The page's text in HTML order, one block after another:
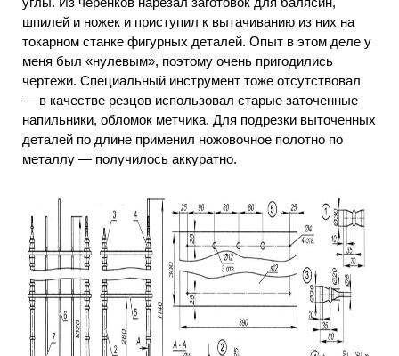
шпилей и ножек и приступил к вытачиванию из них на
токарном станке фигурных деталей. Опыт в этом деле у
меня был «нулевым», поэтому очень пригодились
чертежи. Специальный инструмент тоже отсутствовал
— в качестве резцов использовал старые заточенные
напильники, обломок метчика. Для подрезки выточенных
деталей по длине применил ножовочное полотно по
металлу — получилось аккуратно.